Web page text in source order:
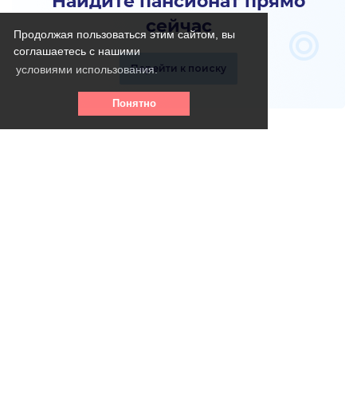
Продолжая пользоваться этим сайтом, вы
соглашаетесь с нашими
условиями использования.
Понятно
сейчас
Перейти к поиску